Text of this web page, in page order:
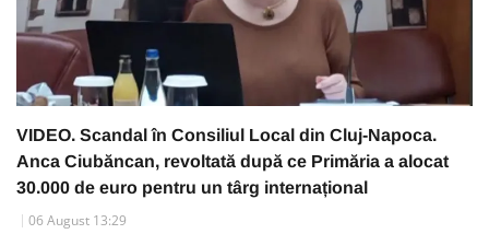
VIDEO. Scandal în Consiliul Local din Cluj-Napoca.
Anca Ciubăncan, revoltată după ce Primăria a alocat
30.000 de euro pentru un târg internațional
06 August 13:29